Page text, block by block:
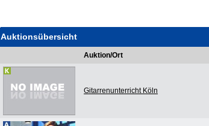
Auktionsübersicht
Auktion/Ort
Gitarrenunterricht Köln